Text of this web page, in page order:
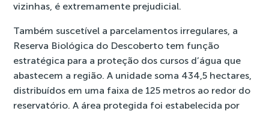
vizinhas, é extremamente prejudicial.
Também suscetível a parcelamentos irregulares, a
Reserva Biológica do Descoberto tem função
estratégica para a proteção dos cursos d’água que
abastecem a região. A unidade soma 434,5 hectares,
distribuídos em uma faixa de 125 metros ao redor do
reservatório. A área protegida foi estabelecida por